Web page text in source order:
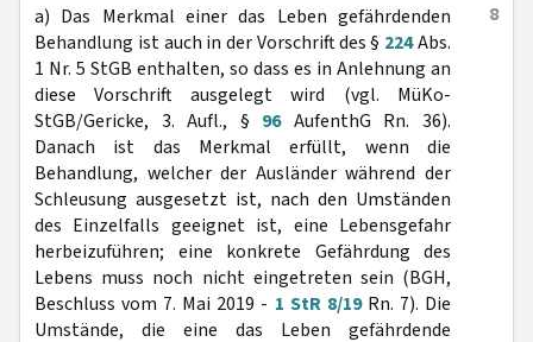
8
a) Das Merkmal einer das Leben gefährdenden
Behandlung ist auch in der Vorschrift des § 224Abs.
1 Nr. 5 StGB enthalten, so dass es in Anlehnung an
diese Vorschrift ausgelegt wird (vgl. MüKo-
StGB/Gericke, 3. Aufl., § 96AufenthG Rn. 36).
Danach ist das Merkmal erfüllt, wenn die
Behandlung, welcher der Ausländer während der
Schleusung ausgesetzt ist, nach den Umständen
des Einzelfalls geeignet ist, eine Lebensgefahr
herbeizuführen; eine konkrete Gefährdung des
Lebens muss noch nicht eingetreten sein (BGH,
Beschluss vom 7. Mai 2019 - 1 StR 8/19Rn. 7). Die
Umstände, die eine das Leben gefährdende